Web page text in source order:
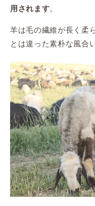
用されます。
羊は毛の繊維が長く柔
とは違った素朴な風合